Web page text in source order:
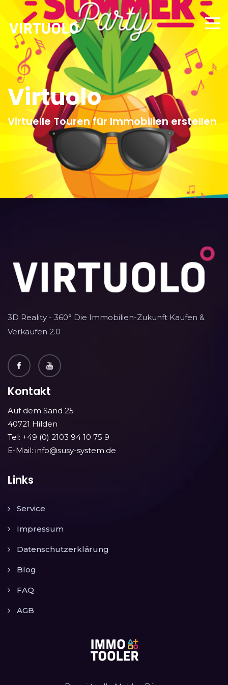
Virtuolo
Virtuelle Touren für Immobilien erstellen
3D Reality - 360° Die Immobilien-Zukunft Kaufen &
Verkaufen 2.0
Kontakt
Auf dem Sand 25
40721 Hilden
Tel: +49 (0) 2103 94 10 75 9
E-Mail: info@susy-system.de
Links
Service
Impressum
Datenschutzerklärung
Blog
FAQ
AGB